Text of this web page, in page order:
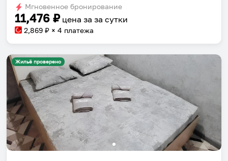
changing
dates.
changing
dates.
Мгновенное бронирование
11,476 ₽ цена за за сутки
2,869 ₽ × 4 платежа
Жильё проверено